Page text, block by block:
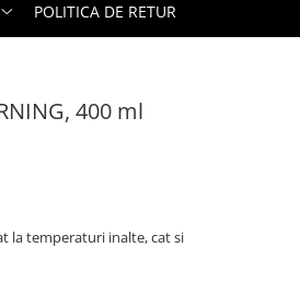
POLITICA DE RETUR
400 ml
la temperaturi inalte, cat si